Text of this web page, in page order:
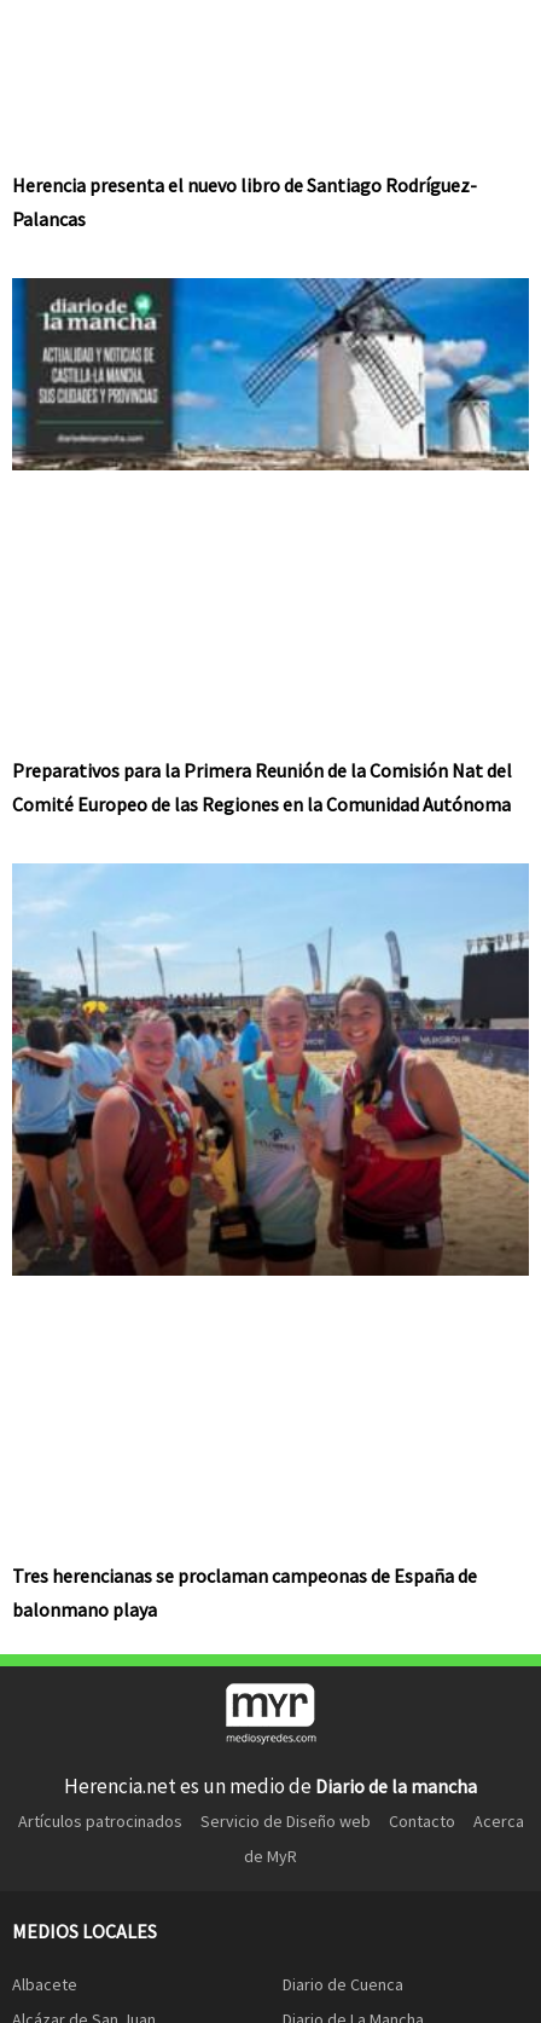
Herencia presenta el nuevo libro de Santiago Rodríguez-
Palancas
Preparativos para la Primera Reunión de la Comisión Nat del
Comité Europeo de las Regiones en la Comunidad Autónoma
Tres herencianas se proclaman campeonas de España de
balonmano playa
Herencia.net es un medio de Diario de la mancha
Artículos patrocinados Servicio de Diseño web Contacto
Acerca
de MyR
MEDIOS LOCALES
Albacete
Diario de Cuenca